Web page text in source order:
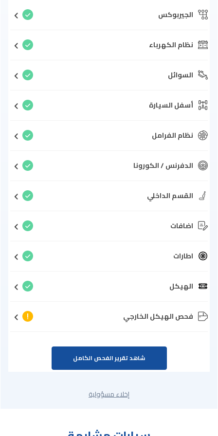
الجيربوكس
نظام الكهرباء
السوائل
أسفل السيارة
نظام الفرامل
الدفرنس / الكورونا
القسم الداخلي
اضافات
اطارات
الهيكل
فحص الهيكل الخارجي
شاهد تقرير الفحص الكامل
إخلاء مسؤولية